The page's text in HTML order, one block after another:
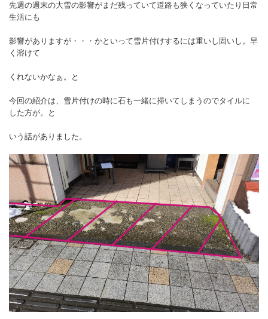
先週の週末の大雪の影響がまだ残っていて道路も狭くなっていたり日常
生活にも
影響がありますが・・・かといって雪片付けするには重いし固いし。早
く溶けて
くれないかなぁ。と
今回の紹介は、雪片付けの時に石も一緒に掃いてしまうのでタイルに
した方が。と
いう話がありました。